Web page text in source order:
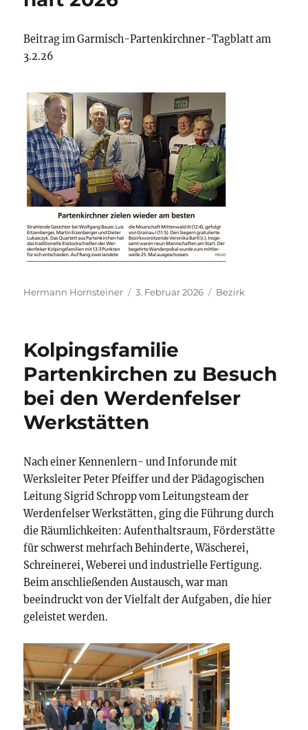
Beitrag im Garmisch-Partenkirchner-Tagblatt am
3.2.26
Autor
Hermann Hornsteiner
Veröffentlicht
3. Februar 2026 Kategorien
Bezirk
Kolpingsfamilie
Partenkirchen zu Besuch
bei den Werdenfelser
Werkstätten
Nach einer Kennenlern- und Inforunde mit
Werksleiter Peter Pfeiffer und der Pädagogischen
Leitung Sigrid Schropp vom Leitungsteam der
Werdenfelser Werkstätten, ging die Führung durch
die Räumlichkeiten: Aufenthaltsraum, Förderstätte
für schwerst mehrfach Behinderte, Wäscherei,
Schreinerei, Weberei und industrielle Fertigung.
Beim anschließenden Austausch, war man
beeindruckt von der Vielfalt der Aufgaben, die hier
geleistet werden.